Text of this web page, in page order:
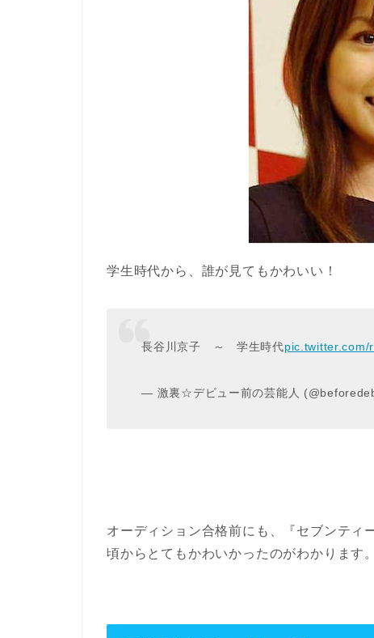
学生時代から、誰が見てもかわいい！
長谷川京子 ～ 学生時代pic.twitter.com/
— 激裏☆デビュー前の芸能人
オーディション合格前にも、『セブンティ
頃からとてもかわいかったのがわかります。